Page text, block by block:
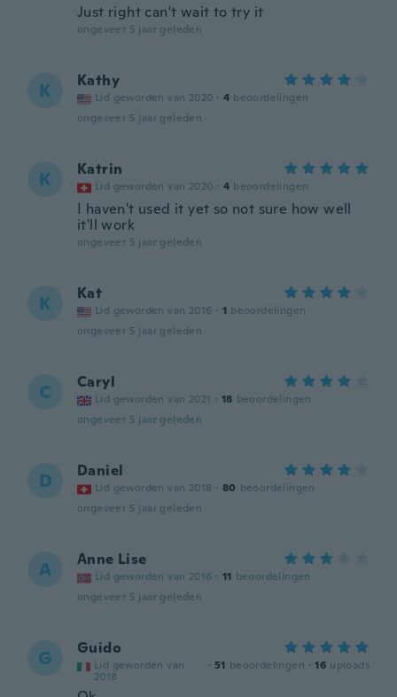
Just right can't wait to try it
ongeveer 5 jaar geleden
K Kathy
Lid geworden van 2020 · 4 beoordelingen
ongeveer 5 jaar geleden
K Katrin
Lid geworden van 2020 · 4 beoordelingen
I haven't used it yet so not sure how well
it'll work
ongeveer 5 jaar geleden
K Kat
Lid geworden van 2016 · 1 beoordelingen
ongeveer 5 jaar geleden
C Caryl
Lid geworden van 2021 · 18 beoordelingen
ongeveer 5 jaar geleden
D Daniel
Lid geworden van 2018 · 80 beoordelingen
ongeveer 5 jaar geleden
A Anne Lise
Lid geworden van 2016 · 11 beoordelingen
ongeveer 5 jaar geleden
G Guido
Lid geworden van
2018
· 51 beoordelingen · 16 uploads